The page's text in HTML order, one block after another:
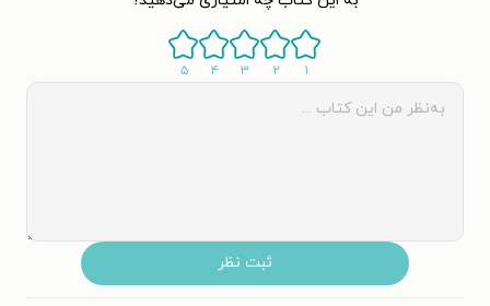
۱ ۲ ۳ ۴ ۵
ثبت نظر